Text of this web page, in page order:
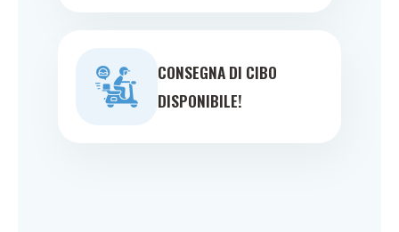
CONSEGNA DI CIBO
DISPONIBILE!